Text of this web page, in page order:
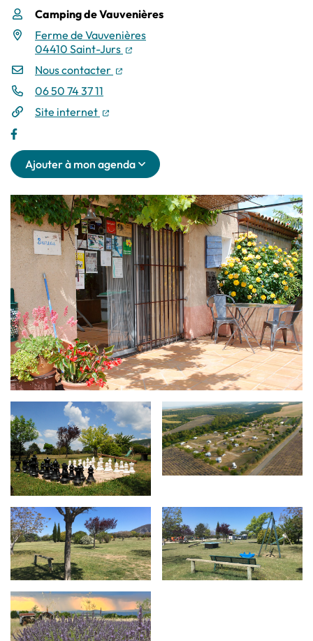
Infos utiles
Camping de Vauvenières
Ferme de Vauvenières
04410 Saint-Jurs
(ouverture dans un nouvel onglet)
Nous contacter
(ouverture dans un nouvel onglet)
06 50 74 37 11
Site internet
(ouverture dans un nouvel onglet)
Ajouter à mon agenda